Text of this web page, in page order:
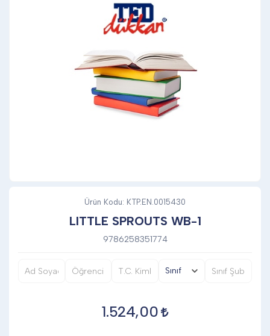
BARDAK ALTLIĞI & MAGNET
BLOKNOT & DEFTER
Ürün Kodu: KTP.EN.0015430
LITTLE SPROUTS WB-1
9786258351774
1.524,00